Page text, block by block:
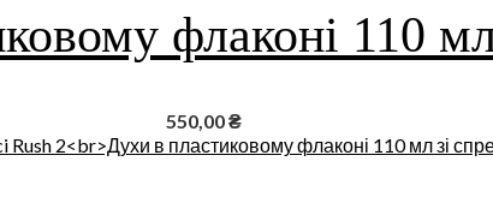
флаконі 110
550,00₴